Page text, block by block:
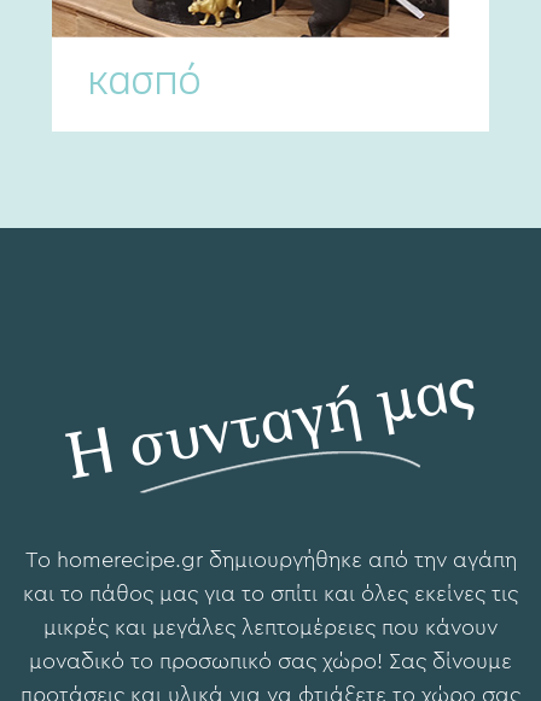
κασπό
Η συνταγή μας
To hοmerecipe.gr δημιουργήθηκε από την αγάπη
και το πάθος μας για το σπίτι και όλες εκείνες τις
μικρές και μεγάλες λεπτομέρειες που κάνουν
μοναδικό το προσωπικό σας χώρο! Σας δίνουμε
προτάσεις και υλικά για να φτιάξετε το χώρο σας